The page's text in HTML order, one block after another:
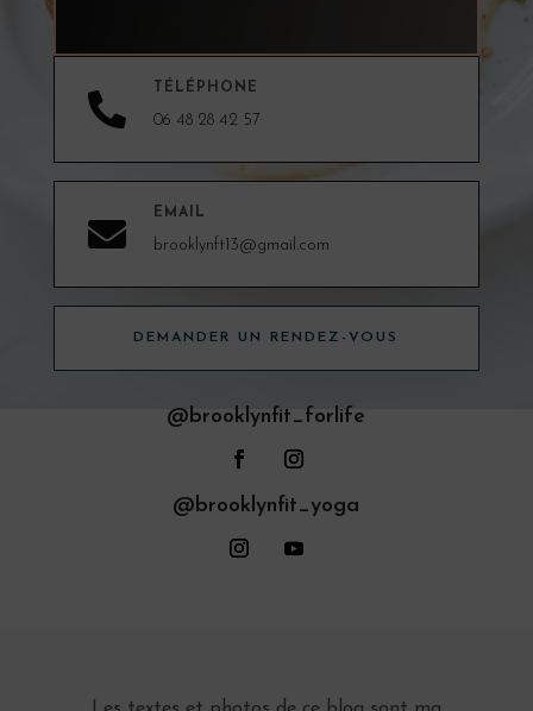

TÉLÉPHONE
06 48 28 42 57

EMAIL
brooklynft13@gmail.com
DEMANDER UN RENDEZ-VOUS
@brooklynfit_forlife
@brooklynfit_yoga